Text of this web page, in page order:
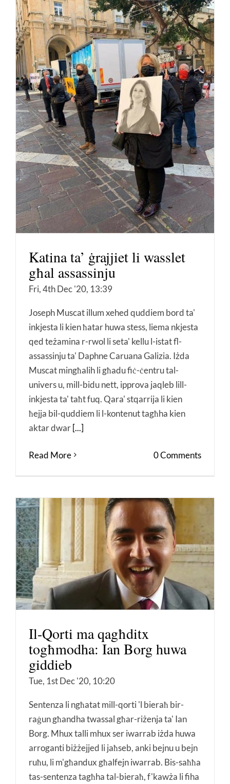
Katina ta’ ġrajjiet li wasslet
għal assassinju
Fri, 4th Dec '20, 13:39
Joseph Muscat illum xehed quddiem bord ta'
inkjesta li kien ħatar huwa stess, liema nkjesta
qed teżamina r-rwol li seta' kellu l-istat fl-
assassinju ta' Daphne Caruana Galizia. Iżda
Muscat mingħalih li għadu fiċ-ċentru tal-
univers u, mill-bidu nett, ipprova jaqleb lill-
inkjesta ta' taħt fuq. Qara' stqarrija li kien
ħejja bil-quddiem li l-kontenut tagħha kien
aktar dwar[...]
Read More 0 Comments
Il-Qorti ma qagħditx
togħmodha: Ian Borg huwa
giddieb
Tue, 1st Dec '20, 10:20
Sentenza li ngħatat mill-qorti 'l bieraħ bir-
raġun għandha twassal għar-riżenja ta' Ian
Borg. Mhux talli mhux ser iwarrab iżda huwa
arroganti biżżejjed li jaħseb, anki bejnu u bejn
ruħu, li m'għandux għalfejn iwarrab. Bis-saħħa
tas-sentenza tagħha tal-bieraħ, f'kawża li fiha